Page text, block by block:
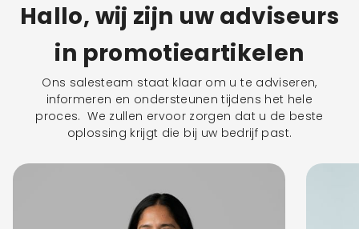
Hallo, wij zijn uw adviseurs
in promotieartikelen
Ons salesteam staat klaar om u te adviseren,
informeren en ondersteunen tijdens het hele
proces. We zullen ervoor zorgen dat u de beste
oplossing krijgt die bij uw bedrijf past.